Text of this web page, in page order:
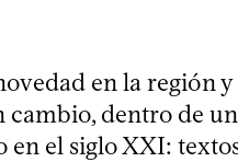
en la región
cambio, dentro de
el siglo XXI: